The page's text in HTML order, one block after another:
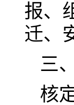
报、
迁、
三
核